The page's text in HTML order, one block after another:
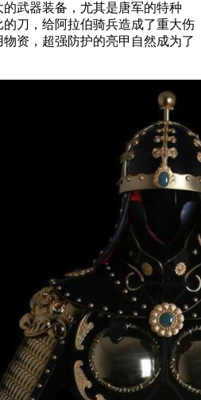
武器装备，尤其是唐军的特种
刀，给阿拉伯骑兵造成了重大伤
资，超强防护的亮甲自然成为了